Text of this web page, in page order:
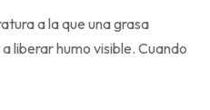
a la que una grasa
liberar humo visible. Cuando